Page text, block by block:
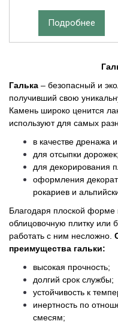
Подробнее
Галька – безопасный и
получивший свою
Камень широко ценится
используют для самых
в качестве дренажа
для отсыпки дорожек;
для декорирования
оформления
рокариев и
Благодаря плоской форме
облицовочную плитку или
работать с ним несложно.
преимущества гальки:
высокая прочность;
долгий срок службы;
устойчивость к
инертность по
смесям;